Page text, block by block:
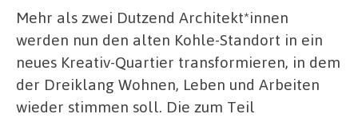
Mehr als zwei Dutzend Architekt*innen
werden nun den alten Kohle-Standort in ein
neues Kreativ-Quartier transformieren, in dem
der Dreiklang Wohnen, Leben und Arbeiten
wieder stimmen soll. Die zum Teil